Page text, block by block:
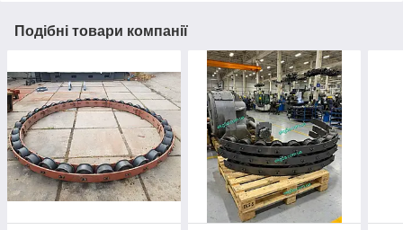
Подібні товари компанії